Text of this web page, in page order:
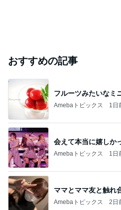
おすすめの記事
フルーツみたいなミ
Amebaトピックス 1日
会えて本当に嬉しか
Amebaトピックス 1日
ママとママ友と触れ
Amebaトピックス 2日